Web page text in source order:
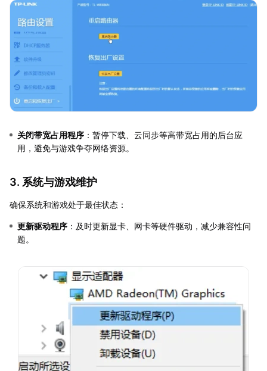
关闭带宽占用程序 ：暂停下载、云同步等高带宽占用的后台应
用，避免与游戏争夺网络资源。
3. 系统与游戏维护
确保系统和游戏处于最佳状态：
更新驱动程序 ：及时更新显卡、网卡等硬件驱动，减少兼容性问
题。